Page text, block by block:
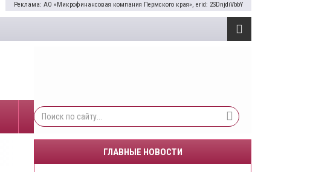
Реклама: АО «Микрофинансовая компания Пермского края», erid: 2SDnjdiVbbY
ГЛАВНЫЕ НОВОСТИ